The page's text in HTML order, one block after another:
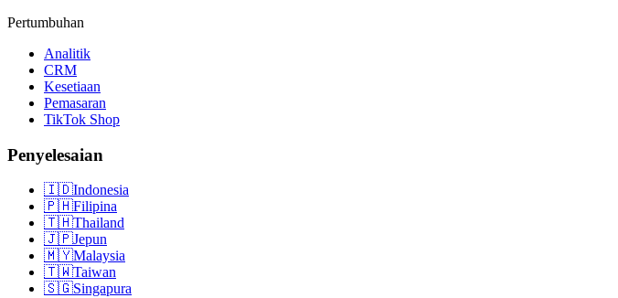
Pertumbuhan
Analitik
CRM
Kesetiaan
Pemasaran
TikTok Shop
Penyelesaian
🇮🇩Indonesia
🇵🇭Filipina
🇹🇭Thailand
🇯🇵Jepun
🇲🇾Malaysia
🇹🇼Taiwan
🇸🇬Singapura